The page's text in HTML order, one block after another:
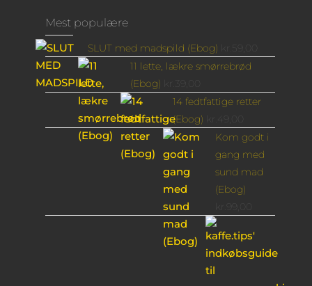
Mest populære
SLUT med madspild (Ebog)
11 lette, lækre smørrebrød
(Ebog)
39,00
14 fedtfattige retter
(Ebog)
49,00
Kom godt i
gang med
sund mad
(Ebog)